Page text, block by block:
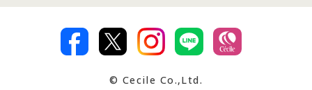
著作権・商標について 会社案内
交換・返品は お支払は
© Cecile Co.,Ltd.